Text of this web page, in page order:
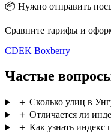
📦 Нужно отправить
Сравните тарифы и
CDEK Boxberry
Частые
＋ Сколько улиц в
＋ Отличается ли
＋ Как узнать индекс